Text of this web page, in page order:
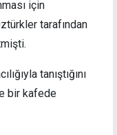
için
tarafından
tanıştığını
bir kafede